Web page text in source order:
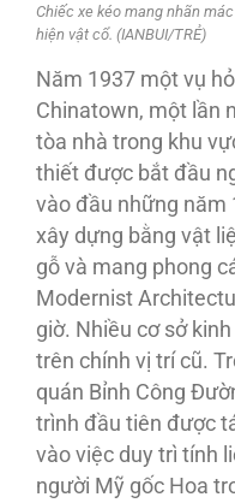
Chiếc xe kéo mang nhãn
hiện vật cổ. (IANBUI/TRẺ)
Năm 1937 một vụ
Chinatown, một lần
tòa nhà trong khu
thiết được bắt đầu
vào đầu những năm
xây dựng bằng vật
gỗ và mang phong
Modernist
giờ. Nhiều cơ sở
trên chính vị trí cũ.
quán Bỉnh Công
trình đầu tiên được
vào việc duy trì tính
người Mỹ gốc Hoa